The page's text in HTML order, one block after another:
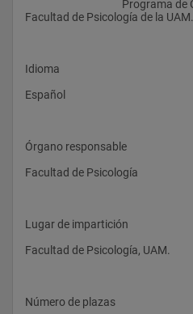
Facultad de Psicología de la UAM.
Idioma
Español
Órgano responsable
Facultad de Psicología
Lugar de impartición
Facultad de Psicología, UAM.
Número de plazas